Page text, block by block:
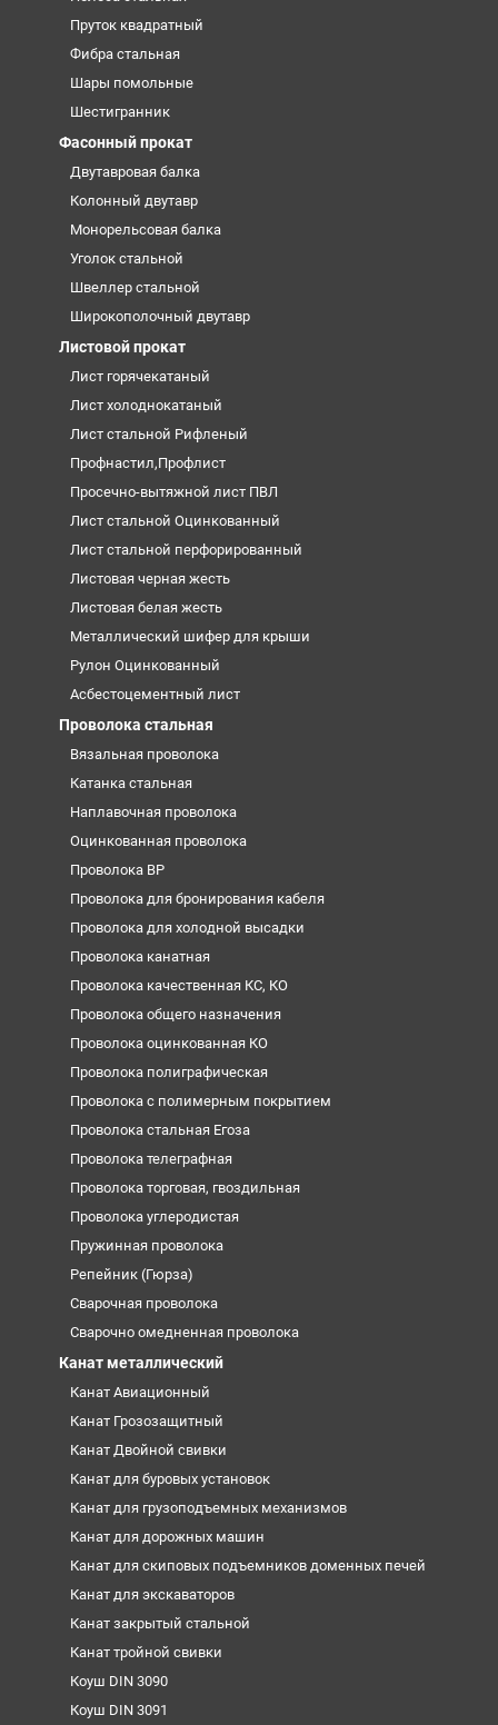
Пруток квадратный
Фибра стальная
Шары помольные
Шестигранник
Фасонный прокат
Двутавровая балка
Колонный двутавр
Монорельсовая балка
Уголок стальной
Швеллер стальной
Широкополочный двутавр
Листовой прокат
Лист горячекатаный
Лист холоднокатаный
Лист стальной Рифленый
Профнастил,Профлист
Просечно-вытяжной лист ПВЛ
Лист стальной Оцинкованный
Лист стальной перфорированный
Листовая черная жесть
Листовая белая жесть
Металлический шифер для крыши
Рулон Оцинкованный
Асбестоцементный лист
Проволока стальная
Вязальная проволока
Катанка стальная
Наплавочная проволока
Оцинкованная проволока
Проволока ВР
Проволока для бронирования кабеля
Проволока для холодной высадки
Проволока канатная
Проволока качественная КС, КО
Проволока общего назначения
Проволока оцинкованная КО
Проволока полиграфическая
Проволока с полимерным покрытием
Проволока стальная Егоза
Проволока телеграфная
Проволока торговая, гвоздильная
Проволока углеродистая
Пружинная проволока
Репейник (Гюрза)
Сварочная проволока
Сварочно омедненная проволока
Канат металлический
Канат Авиационный
Канат Грозозащитный
Канат Двойной свивки
Канат для буровых установок
Канат для грузоподъемных механизмов
Канат для дорожных машин
Канат для скиповых подъемников доменных печей
Канат для экскаваторов
Канат закрытый стальной
Канат тройной свивки
Коуш DIN 3090
Коуш DIN 3091